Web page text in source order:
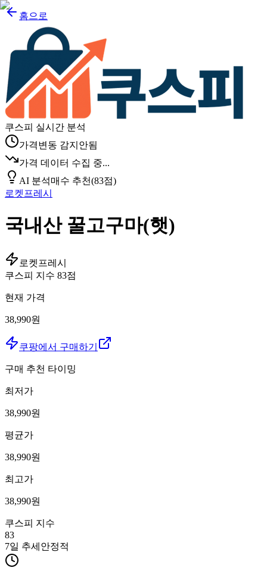
홈으로
쿠스피 실시간 분석
가격변동 감지안됨
가격 데이터 수집 중...
AI 분석매수 추천(83점)
로켓프레시
국내산 꿀고구마(햇)
로켓프레시
쿠스피 지수 83점
현재 가격
38,990원
쿠팡에서 구매하기
구매 추천 타이밍
최저가
38,990원
평균가
38,990원
최고가
38,990원
쿠스피 지수
83
7일 추세 안정적